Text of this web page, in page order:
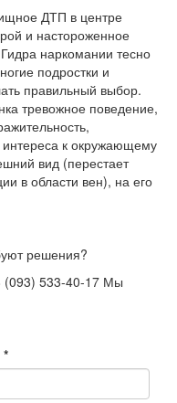
ДТП в центре
и настороженное
наркомании тесно
подростки и
правильный выбор.
тревожное поведение,
к окружающему
вид (перестает
в области вен), на его
решения?
(093) 533-40-17 Мы
*